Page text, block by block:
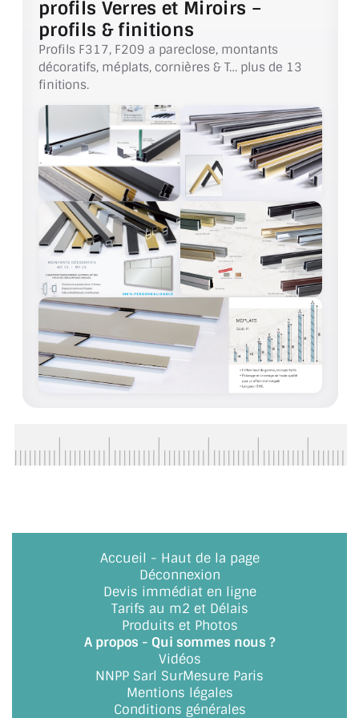
CONSEILS / AIDE
A PROPOS DE LA LIVRAISON
COMPTE PRO
MON PANIER
PLAN DU SITE
DÉCONNEXION
NOUS TROUVER - BUC 78
NOUS CONTACTER
profils Verres et Miroirs –
profils & finitions
Profils F317, F209 a pareclose, montants
décoratifs, méplats, cornières & T… plus de 13
finitions.
Accueil - Haut de la page
Déconnexion
Devis immédiat en ligne
Tarifs au m2 et Délais
Produits et Photos
A propos - Qui sommes nous ?
Vidéos
NNPP Sarl SurMesure Paris
Mentions légales
Conditions générales